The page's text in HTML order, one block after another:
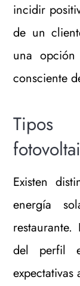
incidir
de un
una
consciente
Tipos
Existen
energía
del perfil